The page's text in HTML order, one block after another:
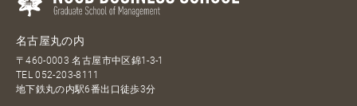
名古屋丸の内
〒460-0003 名古屋市中区錦1-3-1
TEL052-203-8111
地下鉄丸の内駅6番出口徒歩3分